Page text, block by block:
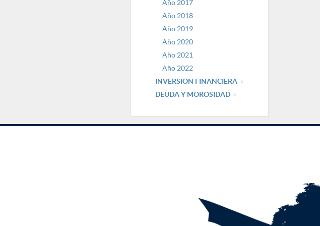
Año 2017
Año 2018
Año 2019
Año 2020
Año 2021
Año 2022
INVERSIÓN FINANCIERA
DEUDA Y MOROSIDAD